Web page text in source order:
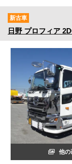
新古車
日野 プロフィア
他の